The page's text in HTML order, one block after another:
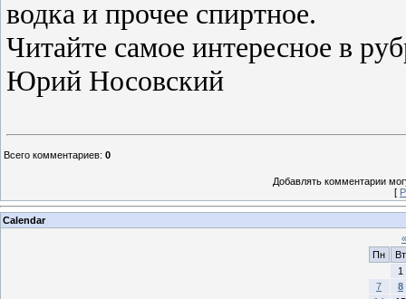
водка и прочее спиртное.
Читайте самое интересное в
Юрий Носовский
Всего комментариев: 0
Добавлять комментарии
[
Calendar
«
Пн
Вт
1
7
8